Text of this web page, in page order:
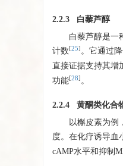
2.2.3 白藜芦醇
白藜芦醇是一
计数[25] 。它通过
直接证据支持其增
功能[28] 。
2.2.4 黄酮类化合
以槲皮素为例
度。在化疗诱导血
cAMP水平和抑制